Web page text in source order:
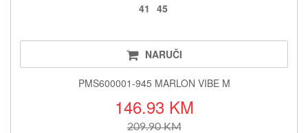
41 45
NARUČI
PMS600001-945 MARLON VIBE M
146.93 KM
209.90 KM